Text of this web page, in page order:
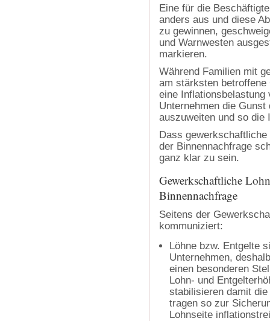
Eine für die
anders aus und diese
zu gewinnen,
und Warnwesten
markieren.
Während Familien mit
am stärksten betroffene
eine Inflationsbelastung
Unternehmen die
auszuweiten und so die
Dass
der Binnennachfrage
ganz klar zu sein.
Gewerkschaftliche
Binnennachfrage
Seitens der
kommuniziert:
Löhne bzw. Entgelte
Unternehmen,
einen besonderen
Lohn- und
stabilisieren damit
tragen so zur
Lohnseite